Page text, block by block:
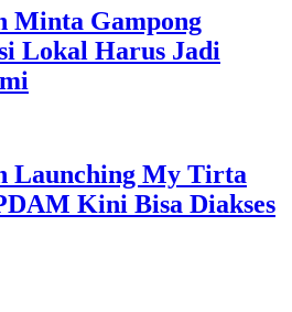
Minta Gampong
Lokal Harus Jadi
Launching My Tirta
Kini Bisa Diakses